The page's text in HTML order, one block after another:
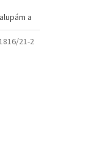
a
21-2